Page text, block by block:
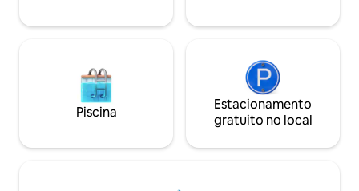
Piscina
Estacionamento
gratuito no local